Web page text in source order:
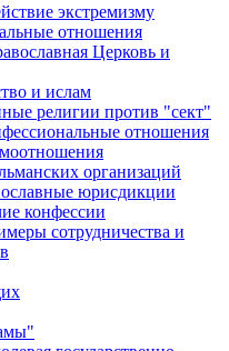
экстремизму
отношения
Церковь и
и ислам
религии против "сект"
отношения
организаций
юрисдикции
конфессии
сотрудничества и